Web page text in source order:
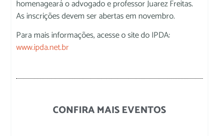
homenageará o advogado e professor Juarez Freitas.
As inscrições devem ser abertas em novembro.
Para mais informações, acesse o site do IPDA:
www.ipda.net.br
CONFIRA MAIS EVENTOS